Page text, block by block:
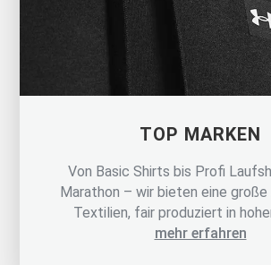
TOP MARKEN
Von Basic Shirts bis Profi
Marathon – wir bieten eine große
Textilien, fair produziert in
mehr erfahren